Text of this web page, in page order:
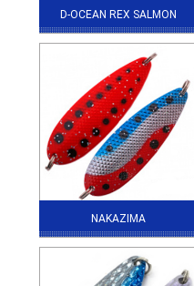
D-OCEAN REX SALMON
NAKAZIMA